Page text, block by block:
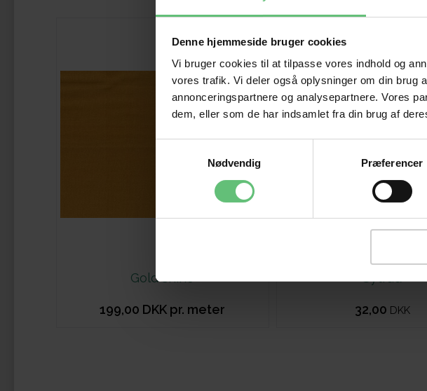
Denne hjemmeside bruger cookies
Vi bruger cookies til at tilpasse vores indhold og
vores trafik. Vi deler også oplysninger om din brug
annonceringspartnere og analysepartnere. Vores
dem, eller som de har indsamlet fra din brug af
Nødvendig
Præferencer
Gold shine
199,00 DKK pr. meter
Sytråd
32,00 DKK